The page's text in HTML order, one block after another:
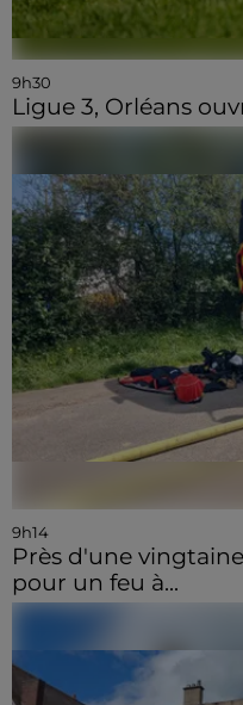
9h30
Ligue 3, Orléans
9h14
Près d'une
pour un feu à...